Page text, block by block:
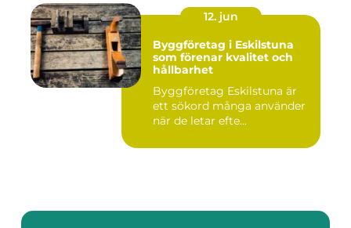
12. jun
Byggföretag i Eskilstuna
som förenar kvalitet och
hållbarhet
Byggföretag Eskilstuna är
ett sökord många använder
när de letar efte...